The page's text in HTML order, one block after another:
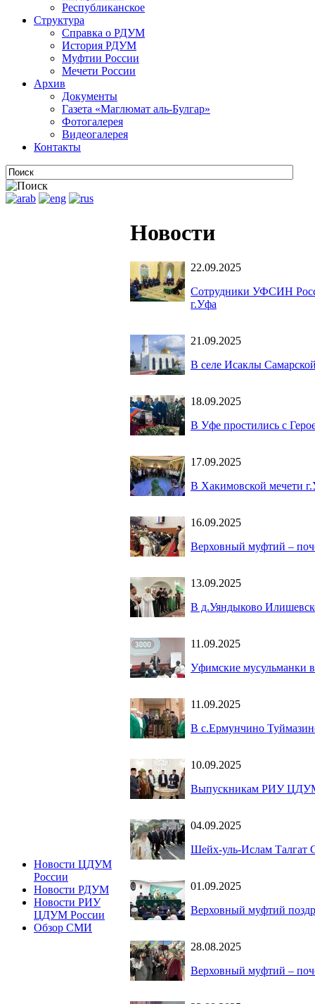
Республиканское
Структура
Справка о РДУМ
История РДУМ
Муфтии России
Мечети России
Архив
Документы
Газета «Маглюмат аль-Булгар»
Фотогалерея
Видеогалерея
Контакты
Новости ЦДУМ
России
Новости РДУМ
Новости РИУ
ЦДУМ России
Обзор СМИ
Новости
22.09.2025
Сотрудники УФСИН
г.Уфа
21.09.2025
В селе Исаклы
18.09.2025
В Уфе простились с
17.09.2025
В Хакимовской мечети
16.09.2025
Верховный муфтий –
13.09.2025
В д.Уяндыково
11.09.2025
Уфимские мусульманки
11.09.2025
В с.Ермунчино
10.09.2025
Выпускникам РИУ
04.09.2025
Шейх-уль-Ислам Талгат
01.09.2025
Верховный муфтий
28.08.2025
Верховный муфтий –